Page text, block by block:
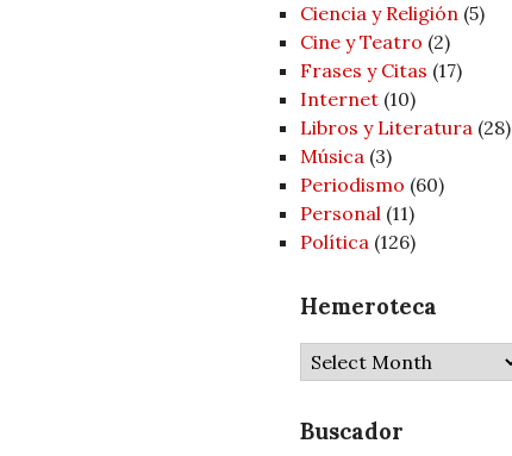
Ciencia y Religión (5)
Cine y Teatro (2)
Frases y Citas (17)
Internet (10)
Libros y Literatura (28)
Música (3)
Periodismo (60)
Personal (11)
Política (126)
Hemeroteca
Hemeroteca
Buscador